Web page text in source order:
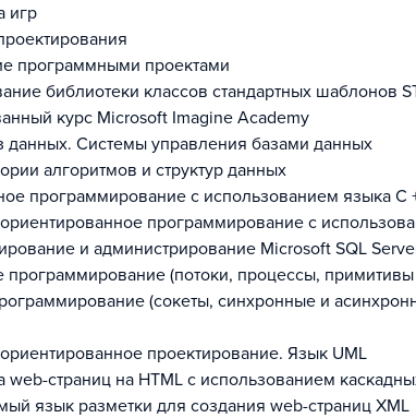
игр
программными проектами
библиотеки классов стандартных шаблонов
курс Microsoft Imagine Academy
данных. Системы управления базами данных
алгоритмов и структур данных
программирование с использованием языка С
программирование с
и администрирование Microsoft SQL
программирование (потоки, процессы,
(сокеты, синхронные и
проектирование. Язык UML
web-страниц на HTML с использованием
язык разметки для создания web-страниц XML